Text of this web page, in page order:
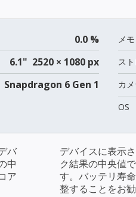
0.0 %
6.1" 2520 × 1080 px
Snapdragon 6 Gen 1
メ
ス
カ
OS
バ
中
ア
デバイスに表示
ク結果の中央値
す。バッテリ寿
整することをお